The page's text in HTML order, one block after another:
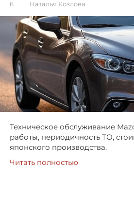
6 Наталья Козлова
Техническое обслуживание
работы, периодичность ТО,
японского производства.
Читать полностью